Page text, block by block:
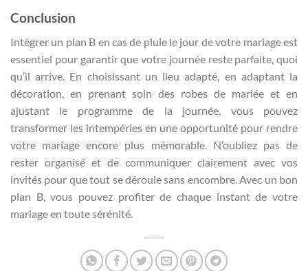
Conclusion
Intégrer un plan B en cas de pluie le jour de votre mariage est
essentiel pour garantir que votre journée reste parfaite, quoi
qu’il arrive. En choisissant un lieu adapté, en adaptant la
décoration, en prenant soin des robes de mariée et en
ajustant le programme de la journée, vous pouvez
transformer les intempéries en une opportunité pour rendre
votre mariage encore plus mémorable. N’oubliez pas de
rester organisé et de communiquer clairement avec vos
invités pour que tout se déroule sans encombre. Avec un bon
plan B, vous pouvez profiter de chaque instant de votre
mariage en toute sérénité.